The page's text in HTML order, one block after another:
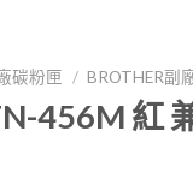
碳粉匣 / BROTHER副
456M 紅